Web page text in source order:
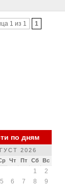
1 из 1 1
по дням
2026
Чт Пт Сб Вс
1
2
5 6 7 8 9